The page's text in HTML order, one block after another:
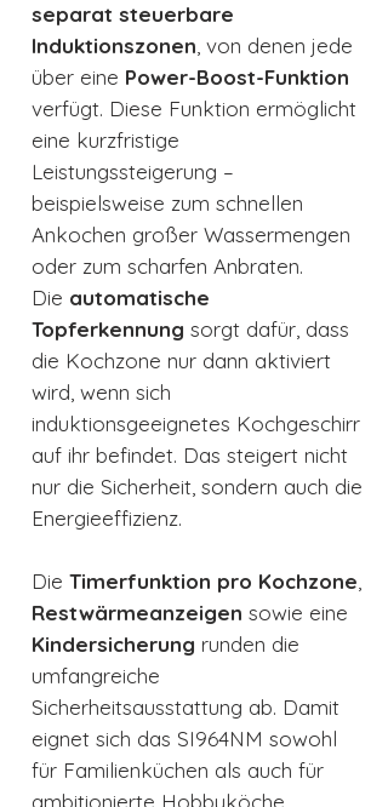
separat steuerbare
Induktionszonen, von denen jede
über eine Power-Boost-Funktion
verfügt. Diese Funktion ermöglicht
eine kurzfristige
Leistungssteigerung –
beispielsweise zum schnellen
Ankochen großer Wassermengen
oder zum scharfen Anbraten.
Die automatische
Topferkennung sorgt dafür, dass
die Kochzone nur dann aktiviert
wird, wenn sich
induktionsgeeignetes Kochgeschirr
auf ihr befindet. Das steigert nicht
nur die Sicherheit, sondern auch die
Energieeffizienz.
Die Timerfunktion pro Kochzone,
Restwärmeanzeigen sowie eine
Kindersicherung runden die
umfangreiche
Sicherheitsausstattung ab. Damit
eignet sich das SI964NM sowohl
für Familienküchen als auch für
ambitionierte Hobbyköche.